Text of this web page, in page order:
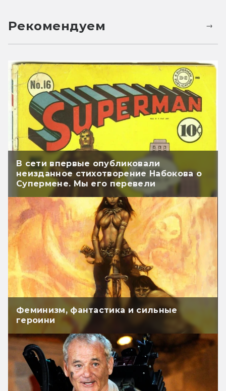
Рекомендуем
В сети впервые опубликовали
неизданное стихотворение Набокова о
Супермене. Мы его перевели
Феминизм, фантастика и сильные
героини